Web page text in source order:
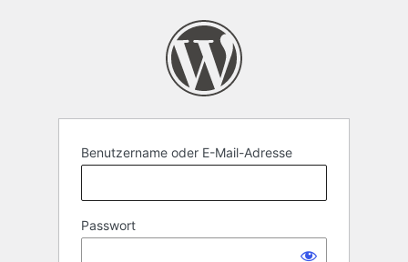
Benutzername oder E-Mail-Adresse
Passwort